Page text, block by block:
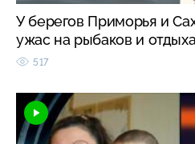
У берегов Приморья и
ужас на рыбаков и
517